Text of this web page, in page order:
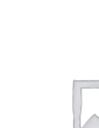
Rp